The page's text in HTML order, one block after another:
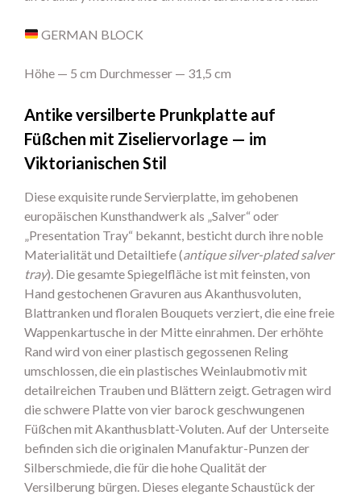
GERMAN BLOCK
Höhe — 5 cm Durchmesser — 31,5 cm
Antike versilberte Prunkplatte auf
Füßchen mit Ziseliervorlage — im
Viktorianischen Stil
Diese exquisite runde Servierplatte, im gehobenen
europäischen Kunsthandwerk als „Salver“ oder
„Presentation Tray“ bekannt, besticht durch ihre noble
Materialität und Detailtiefe (antique silver-plated salver
tray). Die gesamte Spiegelfläche ist mit feinsten, von
Hand gestochenen Gravuren aus Akanthusvoluten,
Blattranken und floralen Bouquets verziert, die eine freie
Wappenkartusche in der Mitte einrahmen. Der erhöhte
Rand wird von einer plastisch gegossenen Reling
umschlossen, die ein plastisches Weinlaubmotiv mit
detailreichen Trauben und Blättern zeigt. Getragen wird
die schwere Platte von vier barock geschwungenen
Füßchen mit Akanthusblatt-Voluten. Auf der Unterseite
befinden sich die originalen Manufaktur-Punzen der
Silberschmiede, die für die hohe Qualität der
Versilberung bürgen. Dieses elegante Schaustück der